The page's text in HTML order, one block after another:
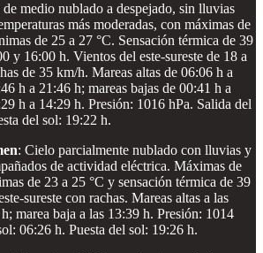
medio nublado a despejado, sin lluvias
más moderadas, con máximas de
de 25 a 27 °C. Sensación térmica de 39
y 16:00 h. Vientos del este-sureste de 18 a
de 35 km/h. Mareas altas de 06:06 h a
h a 21:46 h; mareas bajas de 00:41 h a
h a 14:29 h. Presión: 1016 hPa. Salida del
del sol: 19:22 h.
: Cielo parcialmente nublado con lluvias y
de actividad eléctrica. Máximas de
de 23 a 25 °C y sensación térmica de 39
sureste con rachas. Mareas altas a las
marea baja a las 13:39 h. Presión: 1014
06:26 h. Puesta del sol: 19:26 h.